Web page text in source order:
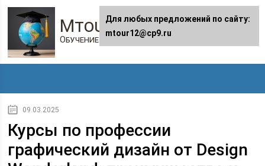
Mtour12.ru
Обучение в онлайне
09.03.2025
Курсы по профессии
графический дизайн от Design
Для любых предложений по сайту:
mtour12@cp9.ru